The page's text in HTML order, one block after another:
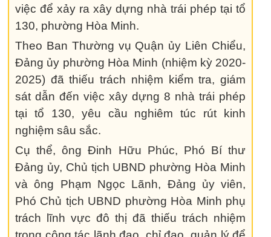
việc để xảy ra xây dựng nhà trái phép tại tổ
130, phường Hòa Minh.
Theo Ban Thường vụ Quận ủy Liên Chiểu,
Đảng ủy phường Hòa Minh (nhiệm kỳ 2020-
2025) đã thiếu trách nhiệm kiểm tra, giám
sát dẫn đến việc xây dựng 8 nhà trái phép
tại tổ 130, yêu cầu nghiêm túc rút kinh
nghiệm sâu sắc.
Cụ thể, ông Đinh Hữu Phúc, Phó Bí thư
Đảng ủy, Chủ tịch UBND phường Hòa Minh
và ông Phạm Ngọc Lãnh, Đảng ủy viên,
Phó Chủ tịch UBND phường Hòa Minh phụ
trách lĩnh vực đô thị đã thiếu trách nhiệm